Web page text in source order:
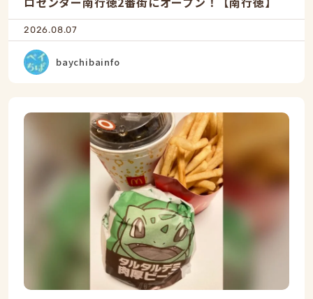
2026.08.07
baychibainfo